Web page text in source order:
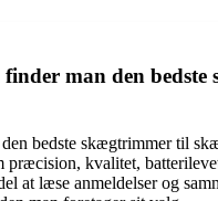
man den
bedste skægtrimmer til
præcision, kvalitet,
at læse anmeldelser og